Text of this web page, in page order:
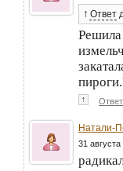
↑ Ответ
Решила
↑
Натали-
31